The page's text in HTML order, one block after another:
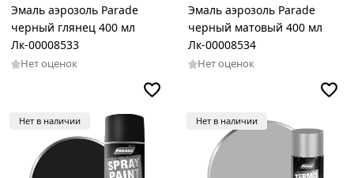
Эмаль аэрозоль Parade
черный глянец 400 мл
Лк-00008533
Нет оценок
Эмаль аэрозоль Parade
черный матовый 400 мл
Лк-00008534
Нет оценок
Нет в наличии Нет в наличии